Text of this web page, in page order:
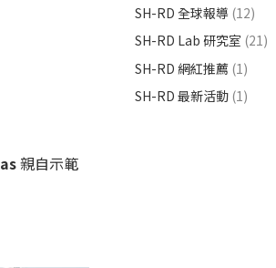
親自示範
SH-RD 全球報導 (12)
SH-RD Lab 研究室 (21)
SH-RD 網紅推薦 (1)
SH-RD 最新活動 (1)